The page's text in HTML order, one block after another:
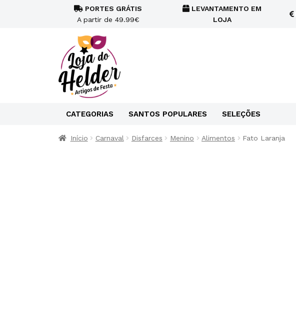
PORTES GRÁTIS
A partir de 49.99€
LEVANTAMENTO EM
LOJA
CATEGORIAS SANTOS POPULARES SELEÇÕES
Início Carnaval Disfarces Menino Alimentos Fato Laranja